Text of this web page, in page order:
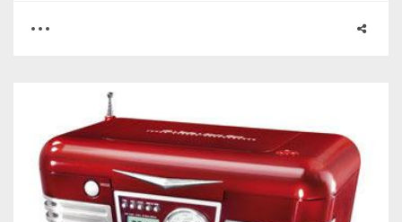
2777